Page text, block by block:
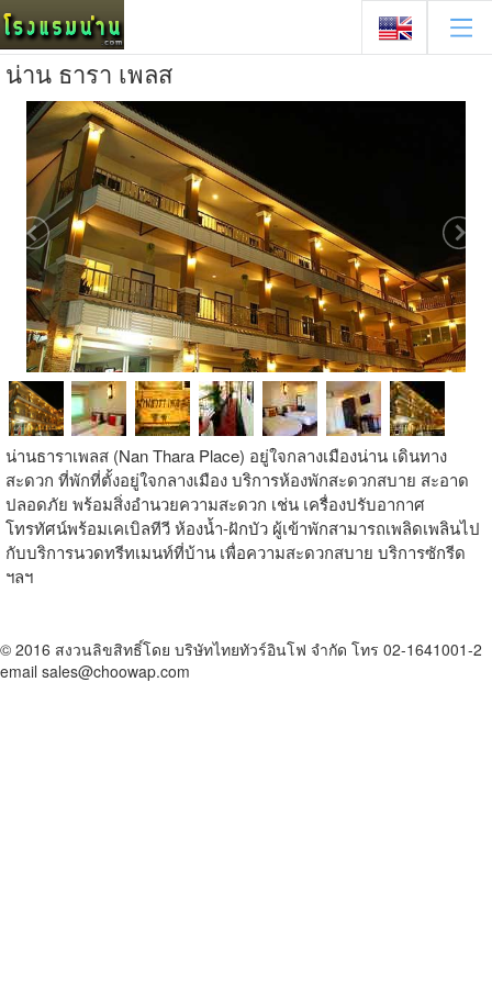
น่าน ธารา เพลส
น่านธาราเพลส (Nan Thara Place) อยู่ใจกลางเมืองน่าน เดินทาง
สะดวก ที่พักที่ตั้งอยู่ใจกลางเมือง บริการห้องพักสะดวกสบาย สะอาด
ปลอดภัย พร้อมสิ่งอำนวยความสะดวก เช่น เครื่องปรับอากาศ
โทรทัศน์พร้อมเคเบิลทีวี ห้องน้ำ-ฝักบัว ผู้เข้าพักสามารถเพลิดเพลินไป
กับบริการนวดทรีทเมนท์ที่บ้าน เพื่อความสะดวกสบาย บริการซักรีด
ฯลฯ
© 2016 สงวนลิขสิทธิ์โดย บริษัทไทยทัวร์อินโฟ จำกัด โทร 02-1641001-2
email sales@choowap.com